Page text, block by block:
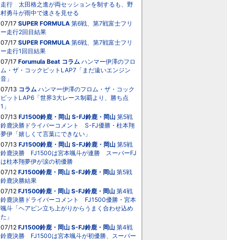
走行 太田格之進が両セッションを制するも、野
村勇斗が雨中で速さを見せる
07/17 SUPER FORMULA 第6戦、第7戦富士フリ
ー走行2回目結果
07/17 SUPER FORMULA 第6戦、第7戦富士フリ
ー走行1回目結果
07/17 Forumula Beat コラム ハンマー伊澤のフロ
ム・ザ・コックピットLAP7「まだ遠いエンジン
音」
07/13 コラム ハンマー伊澤のフロム・ザ・コック
ピットLAP6「世界3大レース制覇より、勝ち点
1」
07/13 FJ1500鈴鹿・岡山 S-FJ鈴鹿・岡山 第5戦
鈴鹿決勝ドライバーコメント S-FJ優勝・柱本翔
夢伊「嬉しくて言葉にできない」
07/13 FJ1500鈴鹿・岡山 S-FJ鈴鹿・岡山 第5戦
鈴鹿決勝 FJ1500は宮本颯斗が連勝 スーパーFJ
は柱本翔夢伊が涙の初優勝
07/12 FJ1500鈴鹿・岡山 S-FJ鈴鹿・岡山 第5戦
鈴鹿決勝結果
07/12 FJ1500鈴鹿・岡山 S-FJ鈴鹿・岡山 第4戦
鈴鹿決勝ドライバーコメント FJ1500優勝・宮本
颯斗「ヘアピン立ち上がりからうまく合わせ込め
た」
07/12 FJ1500鈴鹿・岡山 S-FJ鈴鹿・岡山 第4戦
鈴鹿決勝 FJ1500は宮本颯斗が初優勝、スーパー